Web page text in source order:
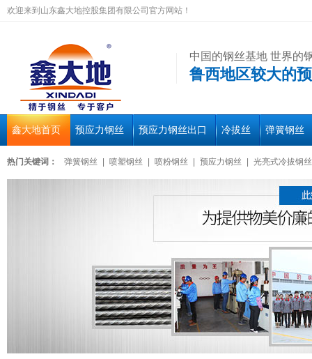
欢迎来到山东鑫大地控股集团有限公司官方网站！
中国的钢丝基地 世界的
鲁西地区较大的
鑫大地首页 预应力钢丝 预应力钢丝出口 冷拔丝 弹簧钢丝
热门关键词： 弹簧钢丝 喷塑钢丝 喷粉钢丝 预应力钢丝 光亮式冷拔钢丝